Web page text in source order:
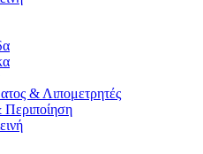
& Λιπομετρητές
Περιποίηση